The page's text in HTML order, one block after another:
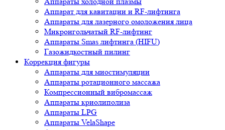
Аппарат для кавитации и RF-лифтинга
Аппараты для лазерного омоложения лица
Микроигольчатый RF-лифтинг
Аппараты Smas лифтинга (HIFU)
Газожидкостный пилинг
Коррекция фигуры
Аппараты для миостимуляции
Аппараты ротационного массажа
Компрессионный вибромассаж
Аппараты криолиполиза
Аппараты LPG
Аппараты VelaShape